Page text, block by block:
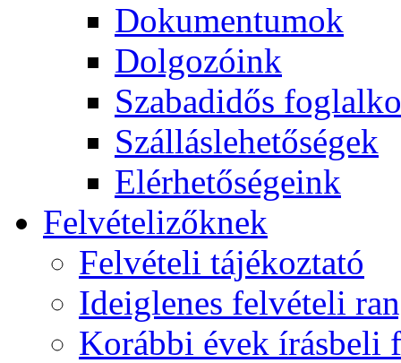
Dokumentumok
Dolgozóink
Szabadidős
Szálláslehetőségek
Elérhetőségeink
Felvételizőknek
Felvételi tájékoztató
Ideiglenes felvételi
Korábbi évek írásbeli